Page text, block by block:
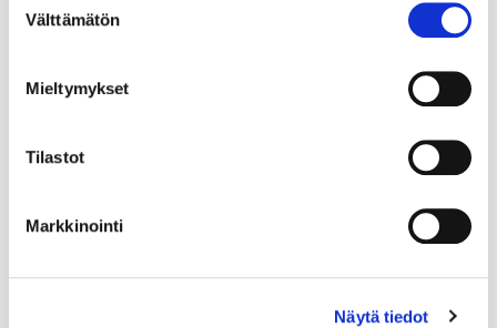
valinta
Välttämätön
Mieltymykset
Tilastot
Markkinointi
Näytä tiedot